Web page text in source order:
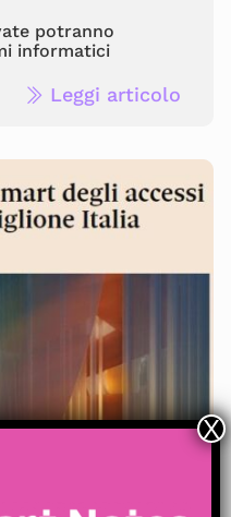
potranno
informatici
Leggi articolo